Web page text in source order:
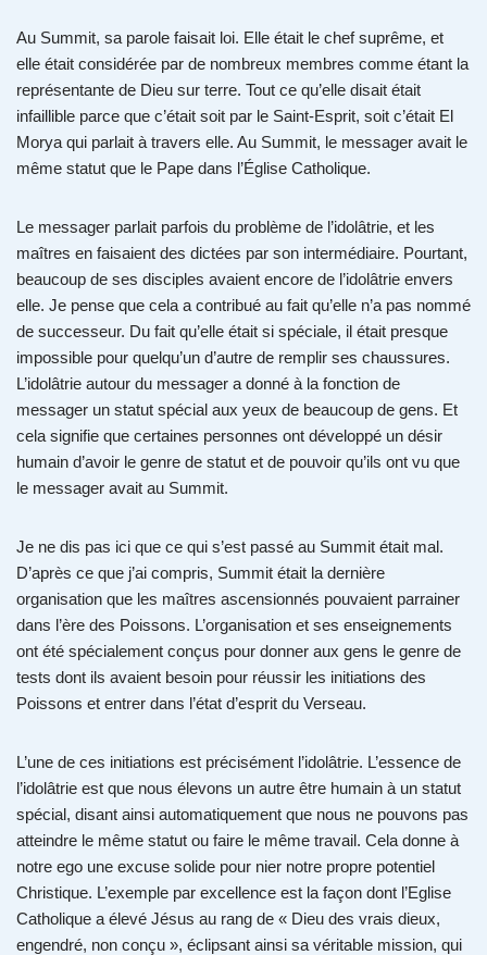
Au Summit, sa parole faisait loi. Elle était le chef suprême, et
elle était considérée par de nombreux membres comme étant la
représentante de Dieu sur terre. Tout ce qu’elle disait était
infaillible parce que c’était soit par le Saint-Esprit, soit c’était El
Morya qui parlait à travers elle. Au Summit, le messager avait le
même statut que le Pape dans l’Église Catholique.
Le messager parlait parfois du problème de l’idolâtrie, et les
maîtres en faisaient des dictées par son intermédiaire. Pourtant,
beaucoup de ses disciples avaient encore de l’idolâtrie envers
elle. Je pense que cela a contribué au fait qu’elle n’a pas nommé
de successeur. Du fait qu’elle était si spéciale, il était presque
impossible pour quelqu’un d’autre de remplir ses chaussures.
L’idolâtrie autour du messager a donné à la fonction de
messager un statut spécial aux yeux de beaucoup de gens. Et
cela signifie que certaines personnes ont développé un désir
humain d’avoir le genre de statut et de pouvoir qu’ils ont vu que
le messager avait au Summit.
Je ne dis pas ici que ce qui s’est passé au Summit était mal.
D’après ce que j’ai compris, Summit était la dernière
organisation que les maîtres ascensionnés pouvaient parrainer
dans l’ère des Poissons. L’organisation et ses enseignements
ont été spécialement conçus pour donner aux gens le genre de
tests dont ils avaient besoin pour réussir les initiations des
Poissons et entrer dans l’état d’esprit du Verseau.
L’une de ces initiations est précisément l’idolâtrie. L’essence de
l’idolâtrie est que nous élevons un autre être humain à un statut
spécial, disant ainsi automatiquement que nous ne pouvons pas
atteindre le même statut ou faire le même travail. Cela donne à
notre ego une excuse solide pour nier notre propre potentiel
Christique. L’exemple par excellence est la façon dont l’Eglise
Catholique a élevé Jésus au rang de « Dieu des vrais dieux,
engendré, non conçu », éclipsant ainsi sa véritable mission, qui